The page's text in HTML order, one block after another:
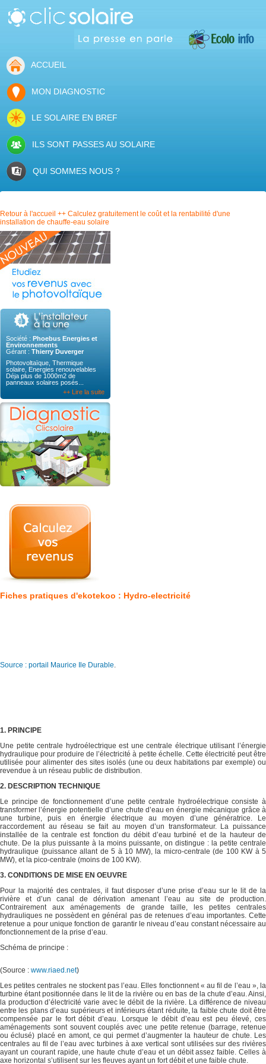
ACCUEIL
MON DIAGNOSTIC
LE SOLAIRE EN BREF
ILS SONT PASSES AU SOLAIRE
QUI SOMMES NOUS ?
Retour à l'accueil ++ Calculez gratuitement le coût et la rentabilité d'une
installation de chauffe-eau solaire
Société : Phoebus Energies et
Environnements
Gérant : Thierry Duverger
Photovoltaïque, Thermique
solaire, Energies renouvelables
Déja plus de 1000m2 de
panneaux solaires posés...
++ Lire la suite
Fiches pratiques d'ekotekoo : Hydro-electricité
Source : portail Maurice Ile Durable.
1. PRINCIPE
Une petite centrale hydroélectrique est une centrale électrique utilisant l’énergie
hydraulique pour produire de l’électricité à petite échelle. Cette électricité peut être
utilisée pour alimenter des sites isolés (une ou deux habitations par exemple) ou
revendue à un réseau public de distribution.
2. DESCRIPTION TECHNIQUE
Le principe de fonctionnement d’une petite centrale hydroélectrique consiste à
transformer l’énergie potentielle d’une chute d’eau en énergie mécanique grâce à
une turbine, puis en énergie électrique au moyen d’une génératrice. Le
raccordement au réseau se fait au moyen d’un transformateur. La puissance
installée de la centrale est fonction du débit d’eau turbiné et de la hauteur de
chute. De la plus puissante à la moins puissante, on distingue : la petite centrale
hydraulique (puissance allant de 5 à 10 MW), la micro-centrale (de 100 KW à 5
MW), et la pico‐centrale (moins de 100 KW).
3. CONDITIONS DE MISE EN OEUVRE
Pour la majorité des centrales, il faut disposer d’une prise d’eau sur le lit de la
rivière et d’un canal de dérivation amenant l’eau au site de production.
Contrairement aux aménagements de grande taille, les petites centrales
hydrauliques ne possèdent en général pas de retenues d’eau importantes. Cette
retenue a pour unique fonction de garantir le niveau d’eau constant nécessaire au
fonctionnement de la prise d’eau.
Schéma de principe :
(Source : www.riaed.net)
Les petites centrales ne stockent pas l’eau. Elles fonctionnent « au fil de l’eau », la
turbine étant positionnée dans le lit de la rivière ou en bas de la chute d’eau. Ainsi,
la production d’électricité varie avec le débit de la rivière. La différence de niveau
entre les plans d’eau supérieurs et inférieurs étant réduite, la faible chute doit être
compensée par le fort débit d’eau. Lorsque le débit d’eau est peu élevé, ces
aménagements sont souvent couplés avec une petite retenue (barrage, retenue
ou éclusé) placé en amont, ce qui permet d’augmenter la hauteur de chute. Les
centrales au fil de l’eau avec turbines à axe vertical sont utilisées sur des rivières
ayant un courant rapide, une haute chute d’eau et un débit assez faible. Celles à
axe horizontal s’utilisent sur les fleuves ayant un fort débit et une faible chute.